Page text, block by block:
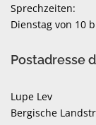
Sprechzeiten:
Dienstag von 10
Postadresse
Lupe Lev
Bergische